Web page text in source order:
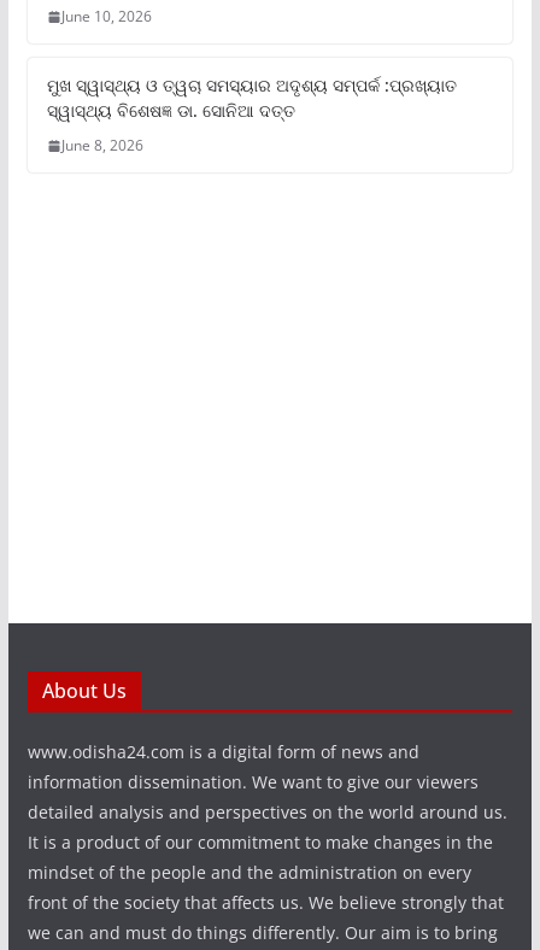
June 10, 2026
ମୁଖ ସ୍ୱାସ୍ଥ୍ୟ ଓ ତ୍ୱଚା ସମସ୍ୟାର ଅଦୃଶ୍ୟ ସମ୍ପର୍କ :ପ୍ରଖ୍ୟାତ
ସ୍ୱାସ୍ଥ୍ୟ ବିଶେଷଜ୍ଞ ଡା. ସୋନିଆ ଦତ୍ତ
June 8, 2026
About Us
www.odisha24.com is a digital form of news and
information dissemination. We want to give our viewers
detailed analysis and perspectives on the world around us.
It is a product of our commitment to make changes in the
mindset of the people and the administration on every
front of the society that affects us. We believe strongly that
we can and must do things differently. Our aim is to bring